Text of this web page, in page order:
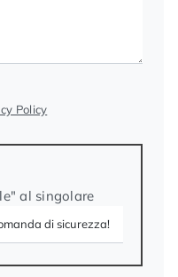
Policy
al singolare